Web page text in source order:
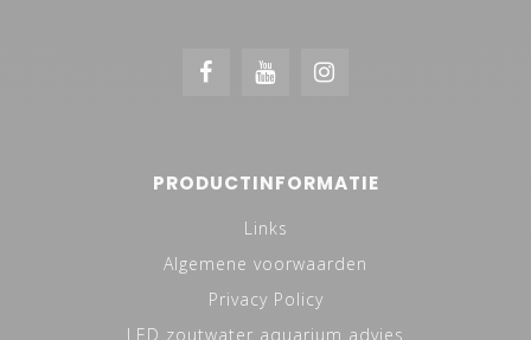
PRODUCTINFORMATIE
Links
Algemene voorwaarden
Privacy Policy
LED zoutwater aquarium advies